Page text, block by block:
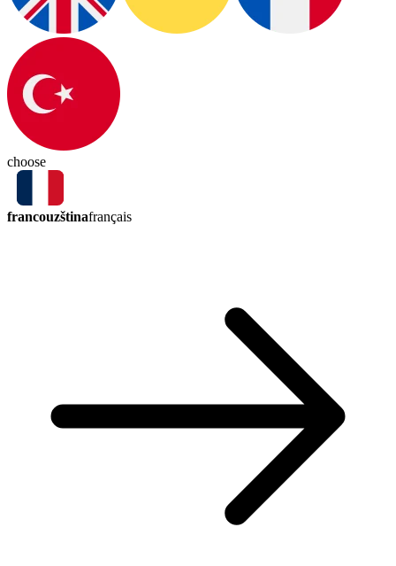
choose
francouzštinafrançais